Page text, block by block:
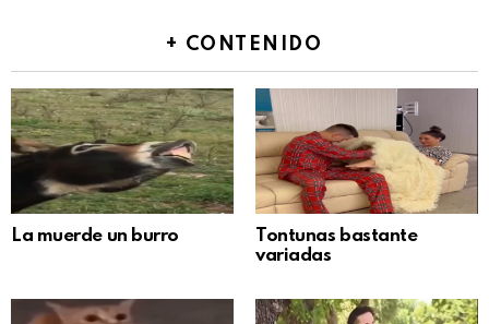
+ CONTENIDO
La muerde un burro
Tontunas bastante
variadas